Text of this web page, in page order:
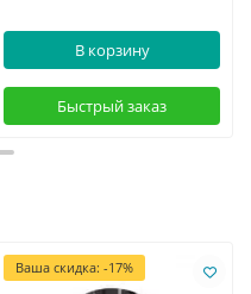
В корзину
Быстрый заказ
Ваша скидка: -17%